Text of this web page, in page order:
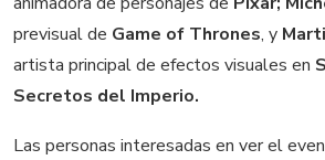
previsual de Game of Thrones, y
artista principal de efectos visuales en
Secretos del Imperio.
Las personas interesadas en ver el